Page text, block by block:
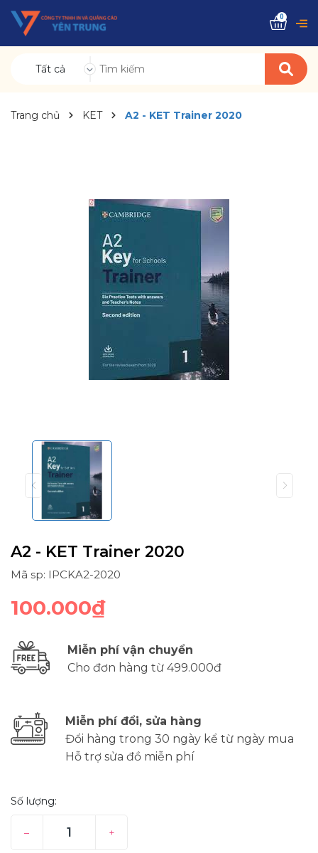
Tất cả
0
Trang chủ KET A2 - KET Trainer 2020
A2 - KET Trainer 2020
Mã sp: IPCKA2-2020
100.000₫
Miễn phí vận chuyển
Cho đơn hàng từ 499.000đ
Miễn phí đổi, sửa hàng
Đổi hàng trong 30 ngày kể từ ngày mua
Hỗ trợ sửa đồ miễn phí
Số lượng:
– +